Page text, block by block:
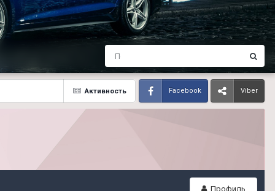
Активность Facebook Viber
Профиль